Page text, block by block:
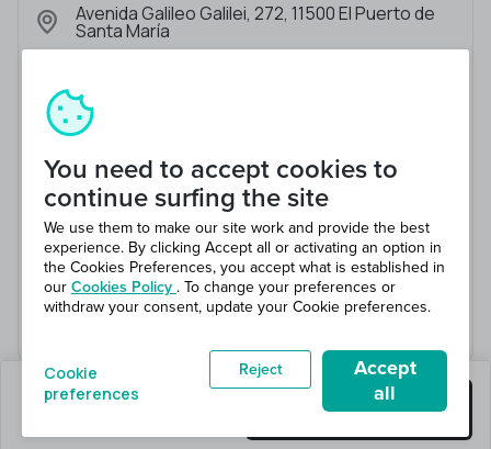
Avenida Galileo Galilei, 272, 11500 El Puerto de
Santa María
quedan 1 puestos Consigue este trabajo
You need to accept cookies to
continue surfing the site
We use them to make our site work and provide the best
experience. By clicking Accept all or activating an option in
the Cookies Preferences, you accept what is established in
our Cookies Policy . To change your preferences or
withdraw your consent, update your Cookie preferences.
Cookie
preferences
Reject
Accept
all